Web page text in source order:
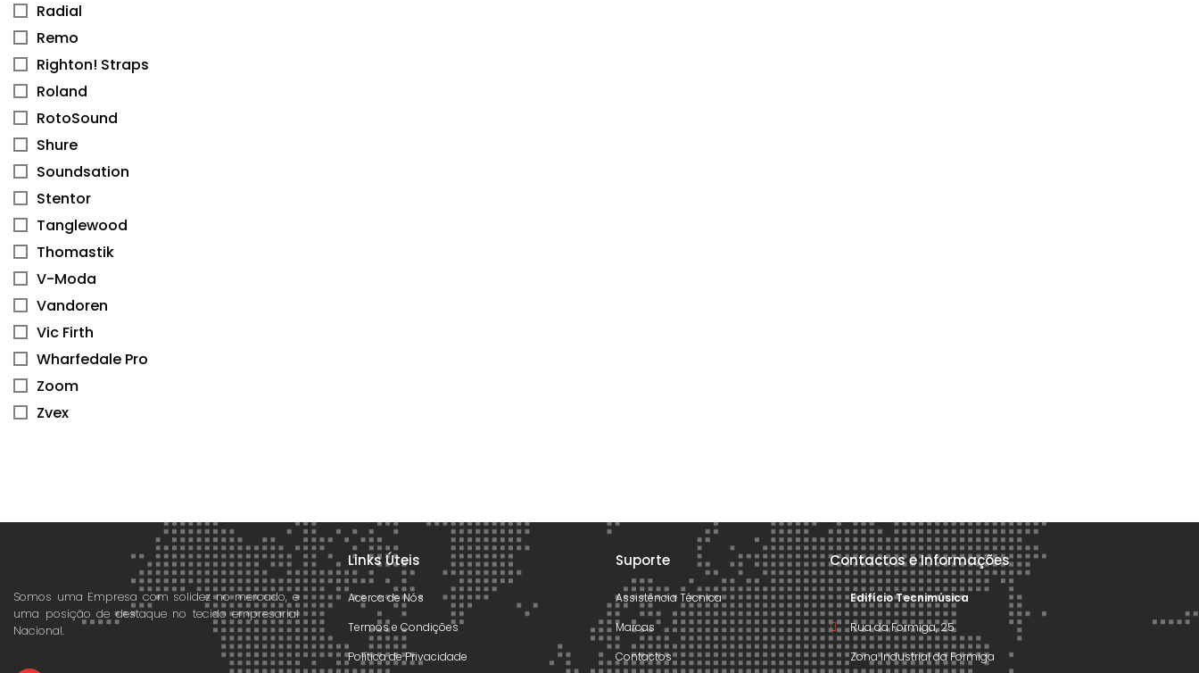
Radial
Remo
Righton! Straps
Roland
RotoSound
Shure
Soundsation
Stentor
Tanglewood
Thomastik
V-Moda
Vandoren
Vic Firth
Wharfedale Pro
Zoom
Zvex
Somos uma Empresa com solidez no mercado, e
uma posição de destaque no tecido empresarial
Nacional.
Links Úteis
Acerca de Nós
Termos e Condições
Política de Privacidade
Suporte
Assistência Técnica
Marcas
Contactos
Contactos e Informações
Edifício Tecnimúsica
Rua da Formiga, 25
Zona Industrial da Formiga